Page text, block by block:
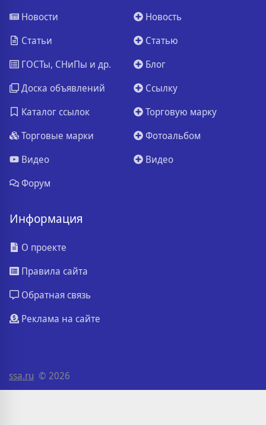
Новости
Статьи
ГОСТы, СНиПы и др.
Доска объявлений
Каталог ссылок
Торговые марки
Видео
Форум
Новость
Статью
Блог
Ссылку
Торговую марку
Фотоальбом
Видео
Информация
О проекте
Правила сайта
Обратная связь
Реклама на сайте
ssa.ru © 2026